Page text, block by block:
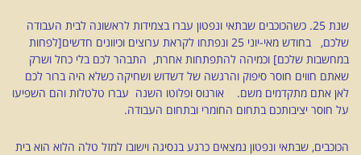
שנת 25. כשהכוכבים שבתאי ונפטון עברו בצמידות לראשונה לבית העבודה
שלכם, בחודש מאי-יוני 25 ונפתחו לקראת ערוצים וכיוונים חדשים[לפחות
במחשבות שלכם] וכמיהה להתפתחות אחרת, התבהר לכם בלי כחל ושרק
שאתם חווים חוסר סיפוק והרגשה של דשדוש ושחיקה כשלא היה ברור לכם
לאן אתם מתקדמים משם. אורנוס ופלוטו השנה עברו טלטלות והם השפיעו
על חוסר יציבותכם בתחום החומרי ובתחום העבודה.
הכוכבים, שבתאי ונפטון נמצאים כרגע בנסיגה וישובו למזל טלה הלוא הוא בית